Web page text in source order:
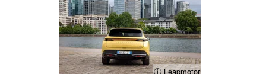
ⓘ Leapmotor